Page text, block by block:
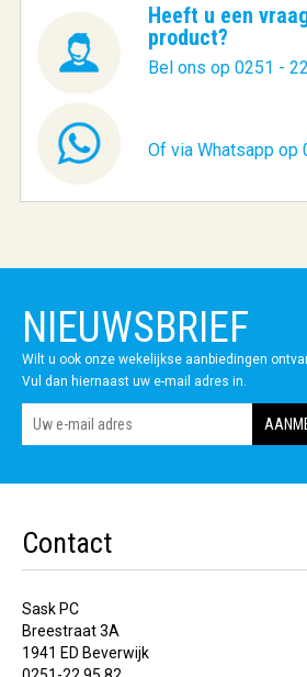
Heeft u een
product?
Bel ons op 0251 -
Of via Whatsapp op
NIEUWSBRIEF
Wilt u ook onze wekelijkse aanbiedingen
Vul dan hiernaast uw e-mail adres in.
Contact
Sask PC
Breestraat 3A
1941 ED Beverwijk